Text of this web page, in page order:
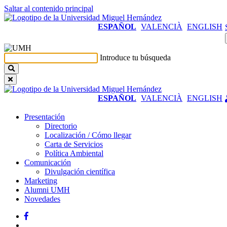
Saltar al contenido principal
ESPAÑOL VALENCIÀ ENGLISH
Introduce tu búsqueda
ESPAÑOL VALENCIÀ ENGLISH
Presentación
Presentación
Directorio
Localización / Cómo llegar
Carta de Servicios
Política Ambiental
Comunicación
Comunicación
Divulgación científica
Marketing
Alumni UMH
Novedades
Facebook